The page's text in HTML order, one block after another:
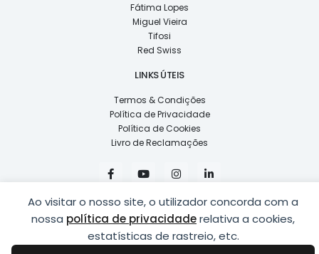
Ao visitar o nosso site, o utilizador concorda com a
nossa política de privacidaderelativa a cookies,
estatísticas de rastreio, etc.
Fátima Lopes
Miguel Vieira
Tifosi
Red Swiss
LINKS ÚTEIS
Termos & Condições
Política de Privacidade
Política de Cookies
Livro de Reclamações
F
a
e
b
o
o
k
Y
o
t
u
b
e
I
n
t
a
g
r
a
i
k
e
d
i
n
COPYRIGHT © 2026LUSÍADAS, DISTRIBUIÇÃO DE ÓPTICAS, LDA.|